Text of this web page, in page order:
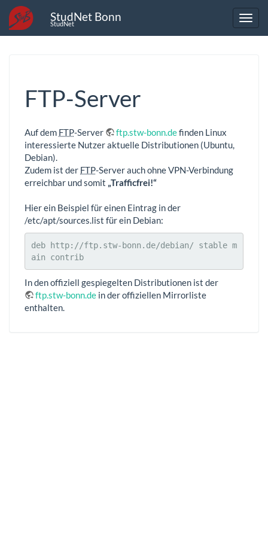
StudNet Bonn
StudNet
FTP-Server
Auf dem FTP-Server ftp.stw-bonn.definden Linux
interessierte Nutzer aktuelle Distributionen (Ubuntu,
Debian).
Zudem ist der FTP-Server auch ohne VPN-Verbindung
erreichbar und somit „Trafficfrei!“
Hier ein Beispiel für einen Eintrag in der
/etc/apt/sources.list für ein Debian:
deb http://ftp.stw-bonn.de/debian/ stable m
ain contrib
In den offiziell gespiegelten Distributionen ist der
ftp.stw-bonn.de in der offiziellen Mirrorliste
enthalten.